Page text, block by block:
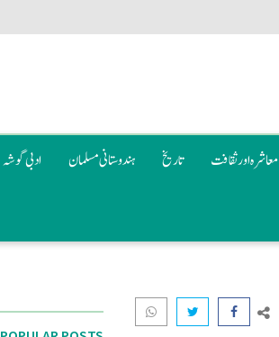
معاشرہ اور ثقافت تاریخ ہندوستانی مسلمان ادبی گوشہ